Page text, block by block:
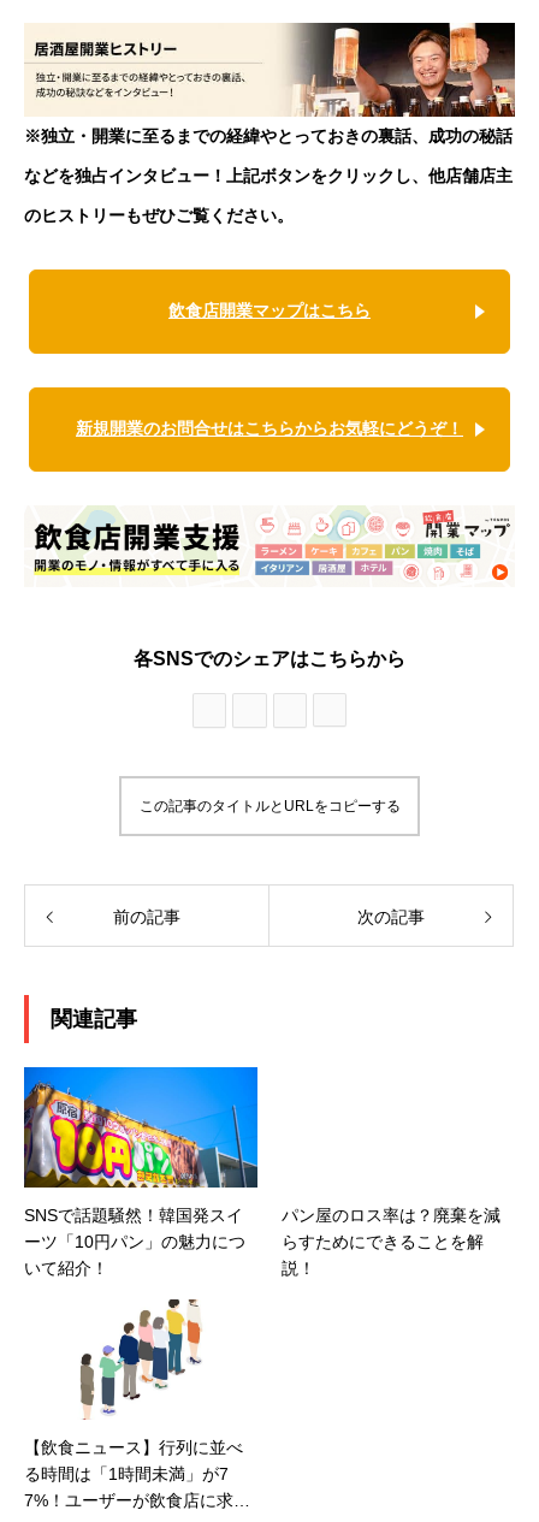
※独立・開業に至るまでの経緯やとっておきの裏話、成功の秘話
などを独占インタビュー！上記ボタンをクリックし、他店舗店主
のヒストリーもぜひご覧ください。
飲食店開業マップはこちら
新規開業のお問合せはこちらからお気軽にどうぞ！
各SNSでのシェアはこちらから
この記事のタイトルとURLをコピーする
前の記事 次の記事
関連記事
SNSで話題騒然！韓国発スイ
ーツ「10円パン」の魅力につ
いて紹介！
パン屋のロス率は？廃棄を減
らすためにできることを解
説！
【飲食ニュース】行列に並べ
る時間は「1時間未満」が7
7%！ユーザーが飲食店に求め